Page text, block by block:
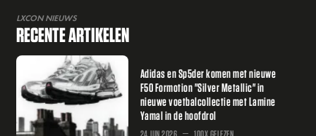
LXCON NIEUWS
RECENTE ARTIKELEN
Adidas en Sp5der komen met nieuwe
F50 Formotion "Silver Metallic" in
nieuwe voetbalcollectie met Lamine
Yamal in de hoofdrol
24 JUN 2026 100X GELEZEN